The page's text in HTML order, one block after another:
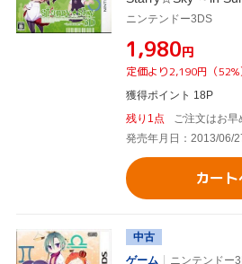
ニンテンドー3DS
¥1,980円
定価より2,190円（52%
獲得ポイント 18P
残り1点
ご注文はお早
発売年月日：2013/06/
カー
中古
ゲーム
ニンテンドー